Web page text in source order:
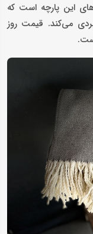
این پارچه است که
می‌کند. قیمت روز